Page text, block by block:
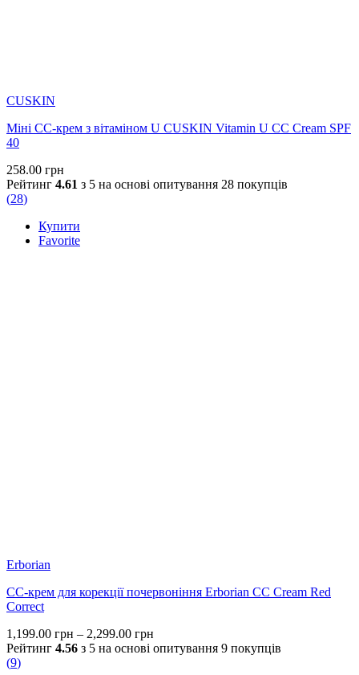
CUSKIN
Міні СС-крем з вітаміном U CUSKIN Vitamin U CC Cream SPF
40
258.00 грн
Рейтинг 4.61 з 5 на основі опитування 28 покупців
(28)
Купити
Favorite
Erborian
СС-крем для корекції почервоніння Erborian CC Cream Red
Correct
1,199.00 грн – 2,299.00 грн
range:
Рейтинг 4.56 з 5 на основі опитування 9 покупців
(9)